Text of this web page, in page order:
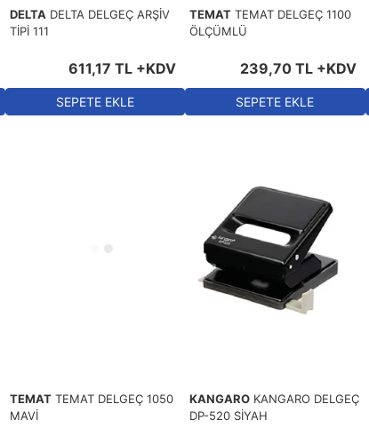
DELTA DELTA DELGEÇ ARŞİV
TİPİ 111
611,17 TL +KDV
SEPETE EKLE
TEMAT TEMAT DELGEÇ 1100
ÖLÇÜMLÜ
239,70 TL+KDV
SEPETE EKLE
TEMAT TEMAT DELGEÇ 1050
MAVİ
KANGARO KANGARO DELGEÇ
DP-520 SİYAH